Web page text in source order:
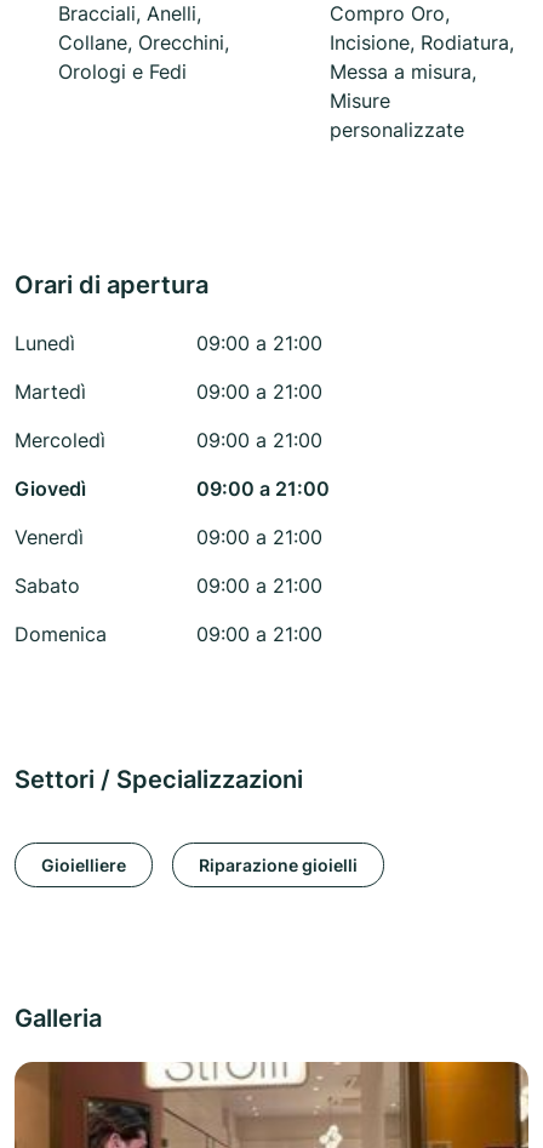
Bracciali, Anelli,
Collane, Orecchini,
Orologi e Fedi
Compro Oro,
Incisione, Rodiatura,
Messa a misura,
Misure
personalizzate
Orari di apertura
Lunedì
09:00 a 21:00
Martedì
09:00 a 21:00
Mercoledì
09:00 a 21:00
Giovedì
09:00 a 21:00
Venerdì
09:00 a 21:00
Sabato
09:00 a 21:00
Domenica
09:00 a 21:00
Settori / Specializzazioni
Gioielliere Riparazione gioielli
Galleria